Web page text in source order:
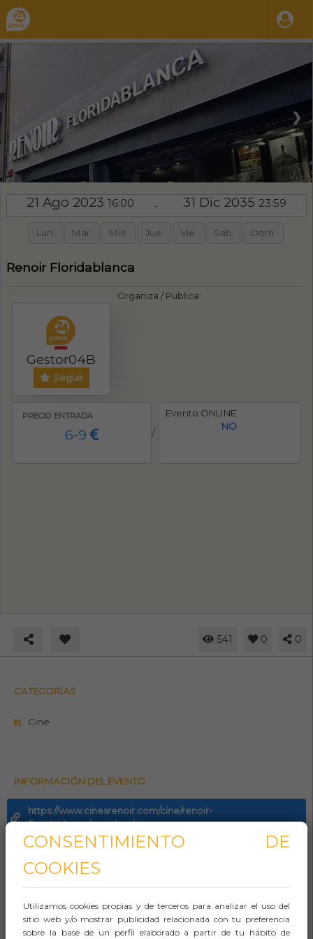
❯
21 Ago 202316:00 - 31 Dic 2035 23:59
Lun. Mar. Mie. Jue. Vie. Sab. Dom.
Renoir Floridablanca
Organiza / Publica:
Gestor04B
Seguir
PRECIO ENTRADA
6-9 /
Evento ONLINE
NO
541 0 0
CATEGORÍAS
Cine
INFORMACIÓN DEL EVENTO
https://www.cinesrenoir.com/cine/renoir-
floridablanca/cartelera/
Aforo:
CONSENTIMIENTO DE
COOKIES
Utilizamos cookies propias y de terceros para analizar el uso del
sitio web y/o mostrar publicidad relacionada con tu preferencia
sobre la base de un perfil elaborado a partir de tu hábito de